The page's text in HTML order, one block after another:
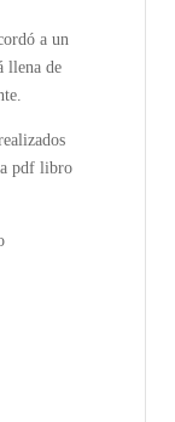
a un
llena de
pdf libro